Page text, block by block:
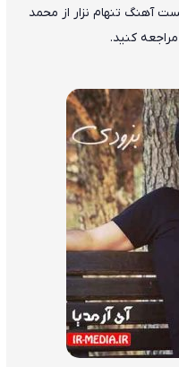
آهنگ تنهام نزار از محمد
کنید.